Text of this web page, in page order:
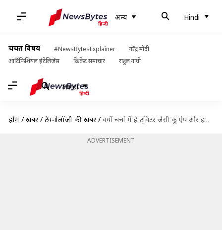
अन्य Hindi
चर्चित विषय #NewsBytesExplainer
नरेंद्र मोदी
आर्टिफिशियल इंटेलिजेंस
क्रिकेट समाचार राहुल गांधी
Hindi
होम / खबरें / टेक्नोलॉजी की खबरें / क्यों चर्चा में है ट्विटर जैसी कू ऐप और इसे किसने बनाया है?
ADVERTISEMENT